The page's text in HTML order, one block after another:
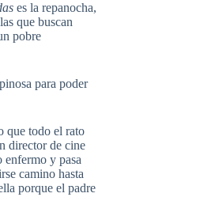
es la repanocha,
que buscan
pobre
para poder
que todo el rato
director de cine
enfermo y pasa
camino hasta
porque el padre